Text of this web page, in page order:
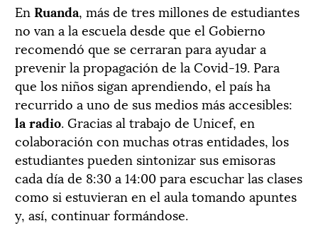
En Ruanda, más de tres millones de estudiantes
no van a la escuela desde que el Gobierno
recomendó que se cerraran para ayudar a
prevenir la propagación de la Covid-19. Para
que los niños sigan aprendiendo, el país ha
recurrido a uno de sus medios más accesibles:
la radio. Gracias al trabajo de Unicef, en
colaboración con muchas otras entidades, los
estudiantes pueden sintonizar sus emisoras
cada día de 8:30 a 14:00 para escuchar las clases
como si estuvieran en el aula tomando apuntes
y, así, continuar formándose.